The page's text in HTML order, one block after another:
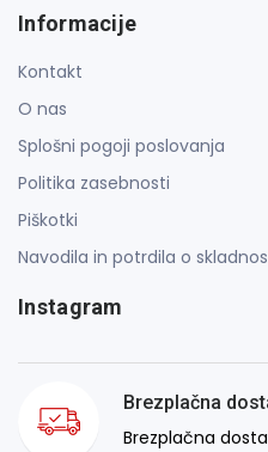
Informacije
Kontakt
O nas
Splošni pogoji poslovanja
Politika zasebnosti
Piškotki
Navodila in potrdila o
Instagram
Brezplačna
Brezplačna